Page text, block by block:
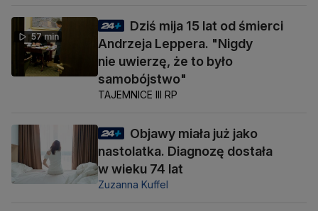
57 min
Dziś mija 15 lat od śmierci
Andrzeja Leppera. "Nigdy
nie uwierzę, że to było
samobójstwo"
TAJEMNICE III RP
Objawy miała już jako
nastolatka. Diagnozę dostała
w wieku 74 lat
Zuzanna Kuffel